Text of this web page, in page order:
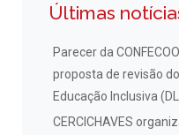
Últimas
Parecer da
proposta de revisão
Educação Inclusiva
CERCICHAVES